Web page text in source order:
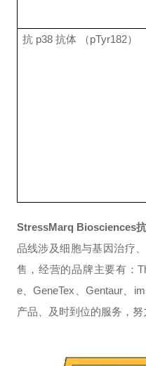
抗 p38 抗体 （pTyr182）
StressMarq Biosciences
品线涉及细胞与基因治疗
售，经营的品牌主要有：
e、GeneTex Gentaur、
产品、及时到位的服务，